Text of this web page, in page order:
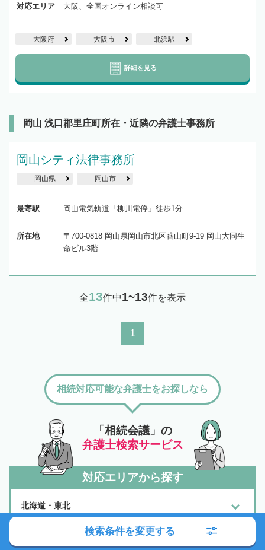
対応エリア 大阪、全国オンライン相談可
大阪府 大阪市 北浜駅
詳細を見る
岡山 浅口郡里庄町所在・近隣の弁護士事務所
岡山シティ法律事務所
岡山県 岡山市
最寄駅 岡山電気軌道「柳川電停」徒歩1分
所在地
〒700-0818 岡山県岡山市北区蕃山町9-19 岡山大同生
命ビル3階
全13件中1~13件を表示
1
「相続会議」の
弁護士検索サービス
相続対応可能な弁護士をお探しなら
対応エリアから探す
北海道・東北
検索条件を変更する